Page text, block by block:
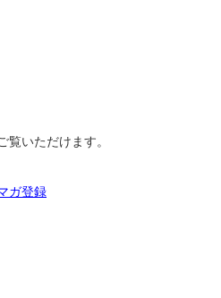
いただけます。
ガ登録